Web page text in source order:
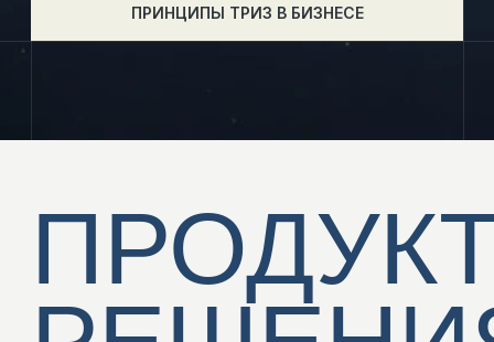
БИЗНЕС-
ИННОВАЦИИ
развития. Наши подходы позволяют переосмыслять
бизнес-модели, трансформировать ключевые функции
и улучшать бизнес-процессы.
Поддерживаем команды в определении приоритетов,
запуске стратегических инициатив, создании
реалистичной дорожной карты изменений.